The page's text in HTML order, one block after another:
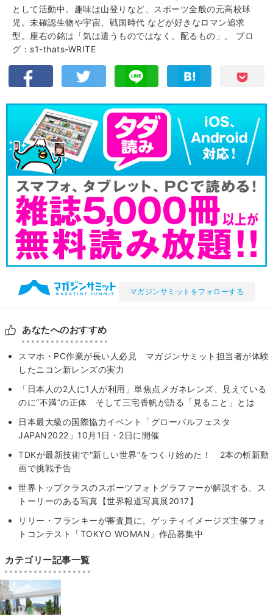
として活動中。趣味は山登りなど、スポーツ全般の元高校球
児。未確認生物や宇宙、戦国時代 などが好きなロマン追求
型。座右の銘は「気は遣うものではなく、配るもの」。 ブロ
グ：s1-thats-WRITE
マガジンサミットをフォローする
あなたへのおすすめ
スマホ・PC作業が長い人必見 マガジンサミット担当者が体験
したニコン新レンズの実力
「日本人の2人に1人が利用」単焦点メガネレンズ、見えている
のに“不満”の正体 そして三宅香帆が語る「見ること」とは
日本最大級の国際協力イベント「グローバルフェスタ
JAPAN2022」10月1日・2日に開催
TDKが最新技術で“新しい世界”をつくり始めた！ 2本の斬新動
画で挑戦予告
世界トップクラスのスポーツフォトグラファーが解説する、ス
トーリーのある写真【世界報道写真展2017】
リリー・フランキーが審査員に。ゲッティイメージズ主催フォ
トコンテスト「TOKYO WOMAN」作品募集中
カテゴリー記事一覧